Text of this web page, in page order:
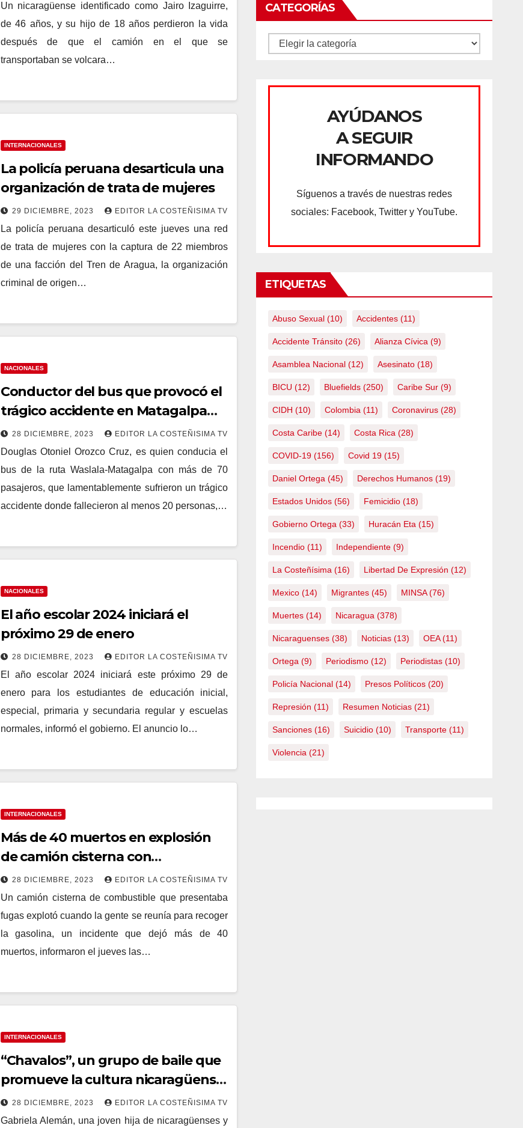
Un nicaragüense identificado como Jairo Izaguirre,
de 46 años, y su hijo de 18 años perdieron la vida
después de que el camión en el que se
transportaban se volcara…
INTERNACIONALES
La policía peruana desarticula una
organización de trata de mujeres
29 DICIEMBRE, 2023 EDITOR LA COSTEÑISIMA TV
La policía peruana desarticuló este jueves una red
de trata de mujeres con la captura de 22 miembros
de una facción del Tren de Aragua, la organización
criminal de origen…
NACIONALES
Conductor del bus que provocó el
trágico accidente en Matagalpa
iba en estado de ebriedad
28 DICIEMBRE, 2023 EDITOR LA COSTEÑISIMA TV
Douglas Otoniel Orozco Cruz, es quien conducia el
bus de la ruta Waslala-Matagalpa con más de 70
pasajeros, que lamentablemente sufrieron un trágico
accidente donde fallecieron al menos 20 personas,…
NACIONALES
El año escolar 2024 iniciará el
próximo 29 de enero
28 DICIEMBRE, 2023 EDITOR LA COSTEÑISIMA TV
El año escolar 2024 iniciará este próximo 29 de
enero para los estudiantes de educación inicial,
especial, primaria y secundaria regular y escuelas
normales, informó el gobierno. El anuncio lo…
INTERNACIONALES
Más de 40 muertos en explosión
de camión cisterna con
combustible en Liberia
28 DICIEMBRE, 2023 EDITOR LA COSTEÑISIMA TV
Un camión cisterna de combustible que presentaba
fugas explotó cuando la gente se reunía para recoger
la gasolina, un incidente que dejó más de 40
muertos, informaron el jueves las…
INTERNACIONALES
“Chavalos”, un grupo de baile que
promueve la cultura nicaragüense
en California
28 DICIEMBRE, 2023 EDITOR LA COSTEÑISIMA TV
Gabriela Alemán, una joven hija de nicaragüenses y
CATEGORÍAS
CATEGORÍAS
AYÚDANOS
A SEGUIR
INFORMANDO
Síguenos a través de nuestras redes
sociales: Facebook, Twitter y YouTube.
ETIQUETAS
Abuso Sexual (10) Accidentes (11)
Accidente Tránsito (26) Alianza Cívica (9)
Asamblea Nacional (12) Asesinato (18)
BICU (12) Bluefields (250) Caribe Sur (9)
CIDH (10) Colombia (11) Coronavirus (28)
Costa Caribe (14) Costa Rica (28)
COVID-19 (156) Covid 19 (15)
Daniel Ortega (45) Derechos Humanos (19)
Estados Unidos (56) Femicidio (18)
Gobierno Ortega (33) Huracán Eta (15)
Incendio (11) Independiente (9)
La Costeñísima (16) Libertad De Expresión (12)
Mexico (14) Migrantes (45) MINSA(76)
Muertes (14) Nicaragua (378)
Nicaraguenses (38) Noticias (13) OEA(11)
Ortega (9) Periodismo (12) Periodistas (10)
Policía Nacional (14) Presos Políticos (20)
Represión (11) Resumen Noticias (21)
Sanciones (16) Suicidio (10) Transporte (11)
Violencia (21)